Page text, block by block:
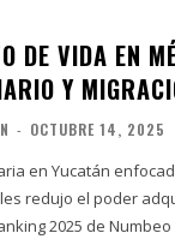
DE VIDA EN
Y
- OCTUBRE 14, 2025
en Yucatán
redujo el poder